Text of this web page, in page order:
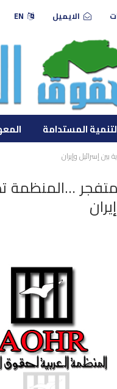
الايميل EN
المستدامة
إسرائيل وإيران